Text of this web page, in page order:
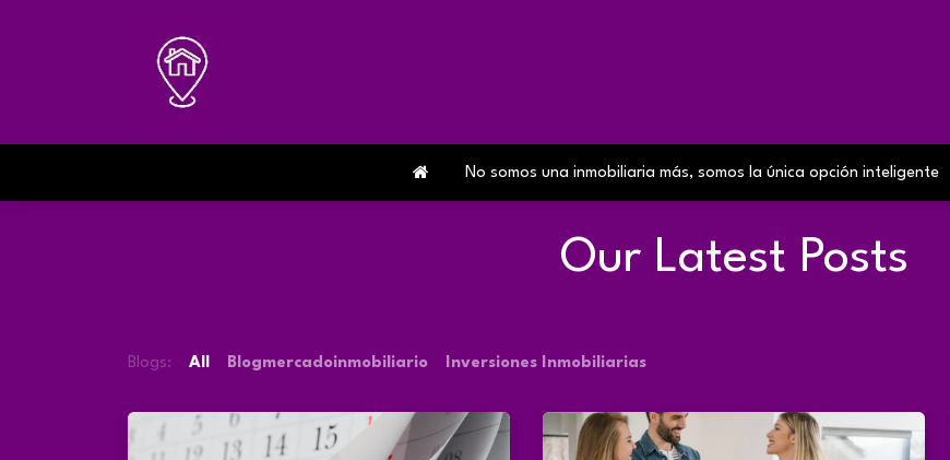
No somos una inmobiliaria más, somos la única opción inteligente
Our Latest Posts
Blogs: All Blogmercadoinmobiliario Inversiones Inmobiliarias